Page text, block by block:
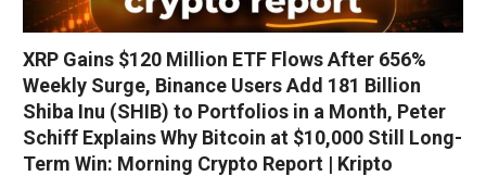
XRP Gains $120 Million ETF Flows After 656%
Weekly Surge, Binance Users Add 181 Billion
Shiba Inu (SHIB) to Portfolios in a Month, Peter
Schiff Explains Why Bitcoin at $10,000 Still Long-
Term Win: Morning Crypto Report | Kripto